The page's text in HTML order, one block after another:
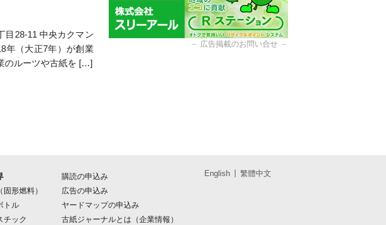
28-11 中央カクマン
年（大正7年）が創業
のルーツや古紙を […]
－ 広告掲載のお問い合せ－
固形燃料）
トル
チック
購読の申込み
広告の申込み
ヤードマップの申込み
古紙ジャーナルとは（企業情報）
English 繁體中文